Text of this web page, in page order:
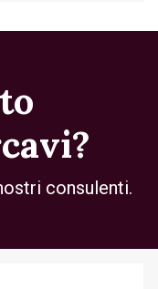
consulenti.